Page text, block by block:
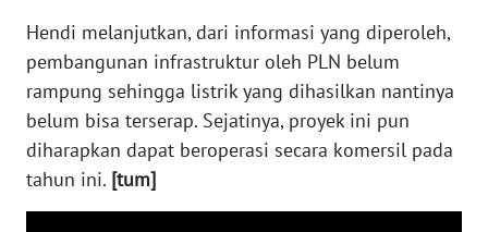
Hendi melanjutkan, dari informasi yang diperoleh,
pembangunan infrastruktur oleh PLN belum
rampung sehingga listrik yang dihasilkan nantinya
belum bisa terserap. Sejatinya, proyek ini pun
diharapkan dapat beroperasi secara komersil pada
tahun ini. [tum]
WN
WN
JAMBI
WN
SULTRA